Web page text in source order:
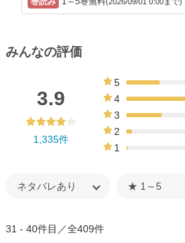
みんなの評価
3.9
1,335件
5
4
3
2
1
31 - 40件目／全409件